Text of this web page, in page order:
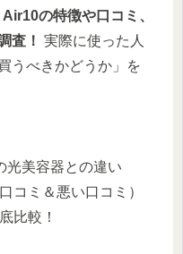
の特徴や口コミ、
査！ 実際に使った人
うべきかどうか」を
光美容器との違い
コミ＆悪い口コミ）
比較！